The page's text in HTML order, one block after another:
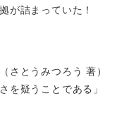
が詰まっていた！
さとうみつろう 著）
を疑うことである」